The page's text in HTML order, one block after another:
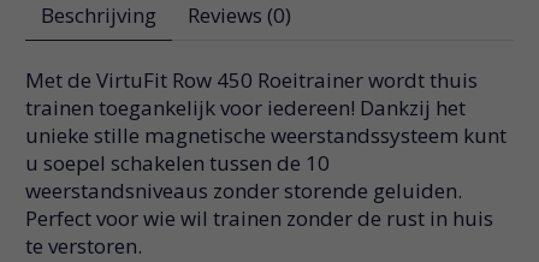
Beschrijving Reviews (0)
Met de VirtuFit Row 450 Roeitrainer wordt thuis
trainen toegankelijk voor iedereen! Dankzij het
unieke stille magnetische weerstandssysteem kunt
u soepel schakelen tussen de 10
weerstandsniveaus zonder storende geluiden.
Perfect voor wie wil trainen zonder de rust in huis
te verstoren.